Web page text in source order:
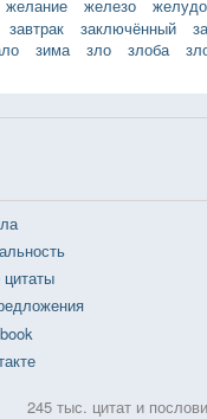
желание железо
завтрак заключённый
зима зло злоба
245 тыс. цитат и